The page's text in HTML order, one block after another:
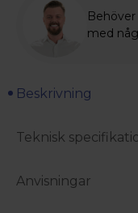
med
Beskrivning
Teknisk
Anvisningar